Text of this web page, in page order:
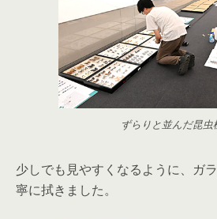
ずらりと並んだ昆虫
少しでも見やすくなるように、ガ
寧に拭きました。